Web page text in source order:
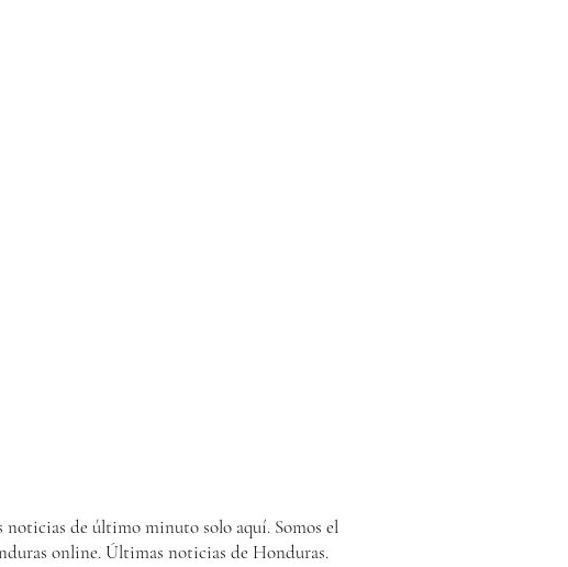
de último minuto solo aquí. Somos el
online. Últimas noticias de Honduras.